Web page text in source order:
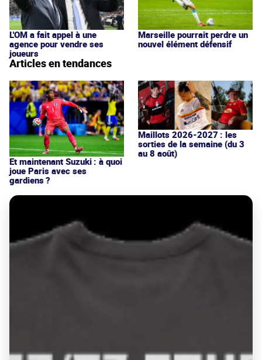
L'OM a fait appel à une
agence pour vendre ses
joueurs
Marseille pourrait perdre un
nouvel élément défensif
Articles en tendances
Et maintenant Suzuki : à quoi
joue Paris avec ses
gardiens ?
Maillots 2026-2027 : les
sorties de la semaine (du 3
au 8 août)